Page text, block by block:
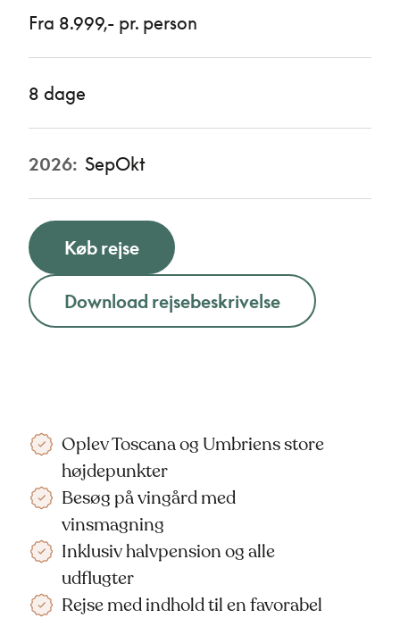
Fra 8.999,- pr. person
8 dage
2026: SepOkt
Køb rejse
Download rejsebeskrivelse
Oplev Toscana og Umbriens store
højdepunkter
Besøg på vingård med
vinsmagning
Inklusiv halvpension og alle
udflugter
Rejse med indhold til en favorabel